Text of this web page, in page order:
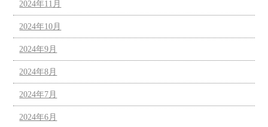
2024年11月
2024年10月
2024年9月
2024年8月
2024年7月
2024年6月